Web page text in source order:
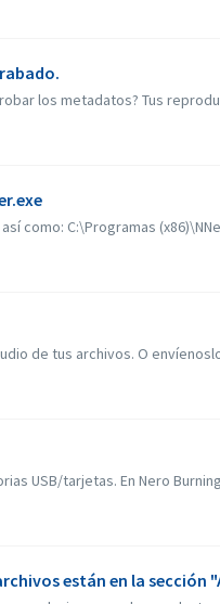
los metadatos? Tus
C:\Programas
de tus archivos. O
USB/tarjetas. En Nero
están en la